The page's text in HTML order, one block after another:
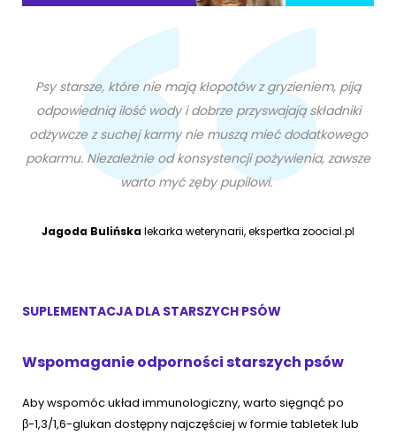
Psy starsze, które nie mają kłopotów z gryzieniem, piją
odpowiednią ilość wody i dobrze przyswajają składniki
odżywcze z suchej karmy nie muszą mieć dodatkowego
pokarmu. Niezależnie od konsystencji pożywienia, zawsze
warto myć zęby pupilowi.
Jagoda Bulińskalekarka weterynarii, ekspertka zoocial.pl
SUPLEMENTACJA DLA STARSZYCH PSÓW
Wspomaganie odporności starszych psów
Aby wspomóc układ immunologiczny, warto sięgnąć po
β-1,3/1,6-glukan dostępny najczęściej w formie tabletek lub